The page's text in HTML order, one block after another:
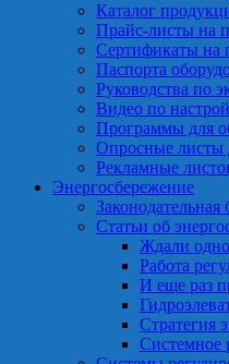
Каталог
Прайс-листы на
Сертификаты на
Паспорта
Руководства по
Видео по
Программы для
Опросные листы
Рекламные
Энергосбережение
Статьи об
Ждали
Работа
И еще раз
Стратегия
Системное